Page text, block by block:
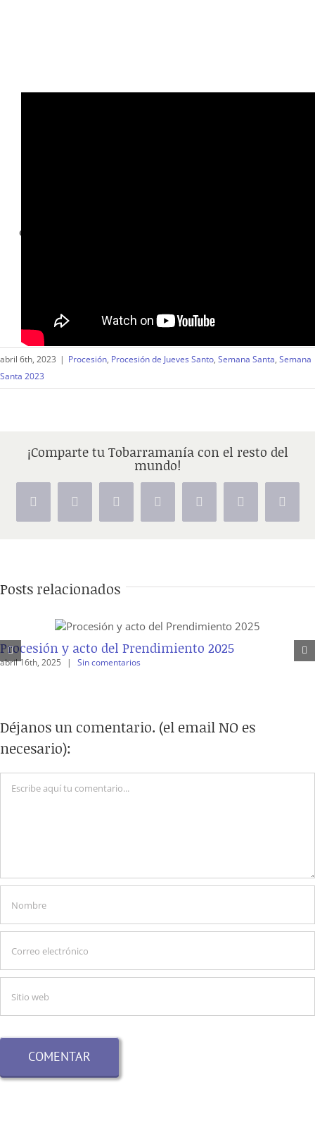
¿Te ha gustado esta publicación?
No ha votado nadie aún, sé el primero en votar.
abril 6th, 2023 | Procesión, Procesión de Jueves Santo, Semana Santa, Semana
Santa 2023
¡Comparte tu Tobarramanía con el resto del
mundo!
Facebook
X Reddit LinkedInTumblr PinterestVk
Posts relacionados
Procesión y acto del Prendimiento 2025
abril 16th, 2025 | Sin comentarios
Déjanos un comentario. (el email NO es
necesario):
Comentario